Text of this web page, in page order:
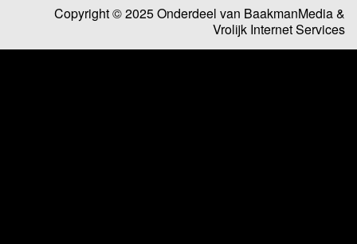
Copyright © 2025 Onderdeel van BaakmanMedia&
Vrolijk Internet Services